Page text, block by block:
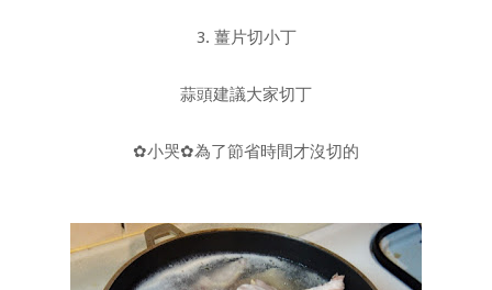
3. 薑片切小丁
蒜頭建議大家切丁
✿小哭✿為了節省時間才沒切的